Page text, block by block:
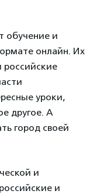
обучение и
онлайн. Их
российские
уроки,
другое. А
город своей
и
и